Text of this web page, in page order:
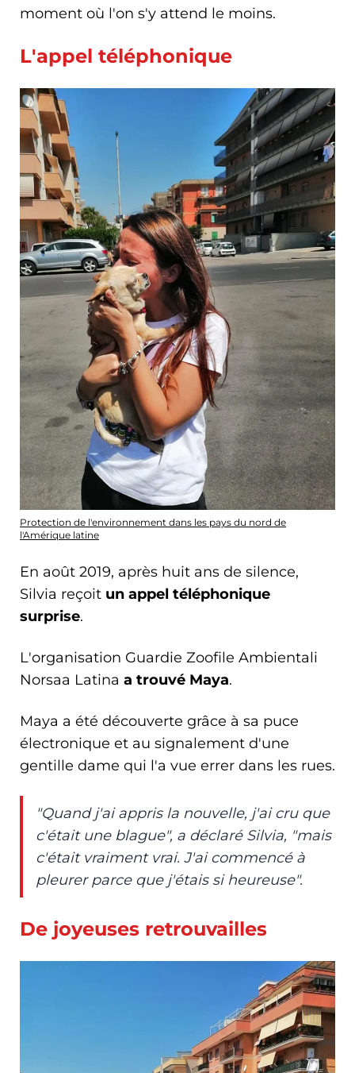
moment où l'on s'y attend le moins.
L'appel téléphonique
Protection de l'environnement dans les pays du nord de
l'Amérique latine
En août 2019, après huit ans de silence,
Silvia reçoit un appel téléphonique
surprise.
L'organisation Guardie Zoofile Ambientali
Norsaa Latina a trouvé Maya.
Maya a été découverte grâce à sa puce
électronique et au signalement d'une
gentille dame qui l'a vue errer dans les rues.
"Quand j'ai appris la nouvelle, j'ai cru que
c'était une blague", a déclaré Silvia, "mais
c'était vraiment vrai. J'ai commencé à
pleurer parce que j'étais si heureuse".
De joyeuses retrouvailles